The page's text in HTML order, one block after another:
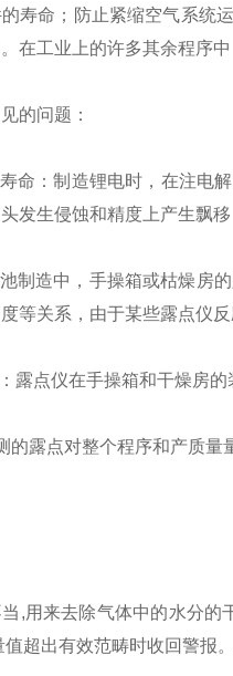
寿命；防止紧缩空气系统
在工业上的许多其余程序
的问题：
命：制造锂电时，在注电
发生侵蚀和精度上产生飘
制造中，手操箱或枯燥房
等关系，由于某些露点仪
露点仪在手操箱和干燥房
的露点对整个程序和产质
,用来去除气体中的水分
超出有效范畴时收回警报